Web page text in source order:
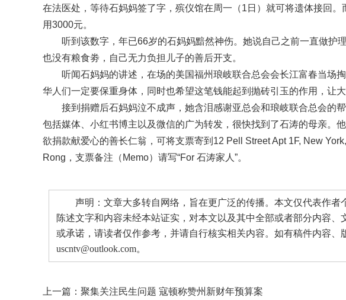
在法医处，等待石妈妈签了字，殡仪馆在周一（1日）就可将遗体接回
用3000元。
听到该数字，年已66岁的石妈妈黯然神伤。她说自己之前一直做护
也没有粮食劵，自己无力负担儿子的善后开支。
听闻石妈妈的讲述，在场的美国福州琅岐联合总会会长江富春当场
华人们一定要保重身体，同时也希望这笔钱能起到抛砖引玉的作用，让
接到捐赠后石妈妈泣不成声，她含泪感谢亚总会和琅岐联合总会的
包括媒体、小红书博主以及微信的广为转发，很快找到了石涛的母亲。
欲捐款献爱心的善长仁翁，可将支票寄到12 Pell Street Apt 1F, New
Rong，支票备注（Memo）请写“For 石涛家人”。
声明：文章大多转自网络，旨在更广泛的传播。本文仅代表作者
陈述文字和内容未经本站证实，对本文以及其中全部或者部分内容
或承诺，请读者仅作参考，并请自行核实相关内容。如有稿件内容、
uscntv@outlook.com。
上一篇： 聚集关注民生问题 寇顿称赞州新财年预算案